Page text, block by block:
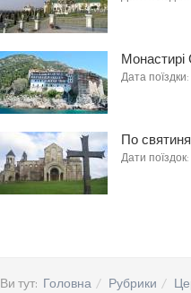
Дата поїздки:
По
Дати поїздок:
Ви тут: Головна Рубрики